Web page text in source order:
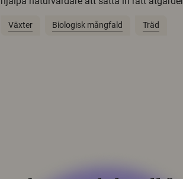
Växter Biologisk mångfald Träd